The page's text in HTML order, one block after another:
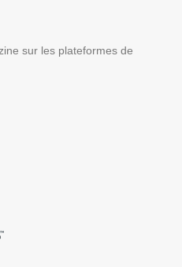
sur les plateformes de